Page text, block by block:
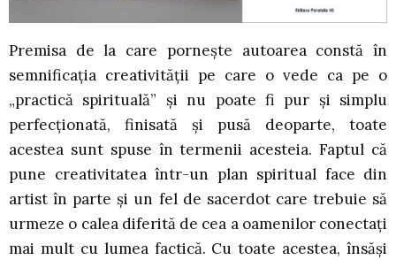
Premisa de la care pornește autoarea constă în
semnificația creativității pe care o vede ca pe o
„practică spirituală” și nu poate fi pur și simplu
perfecționată, finisată și pusă deoparte, toate
acestea sunt spuse în termenii acesteia. Faptul că
pune creativitatea într-un plan spiritual face din
artist în parte și un fel de sacerdot care trebuie să
urmeze o calea diferită de cea a oamenilor conectați
mai mult cu lumea factică. Cu toate acestea, însăși